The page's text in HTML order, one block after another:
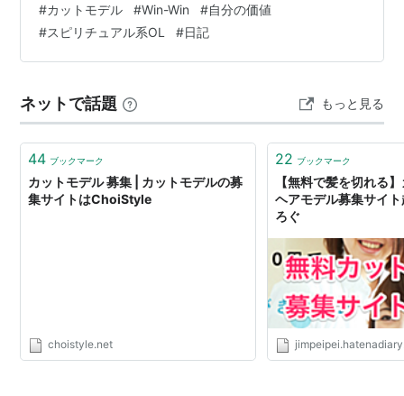
アップで毎日過ごしています。 いつも同じ髪型だとおも
しろくないので、たまにアレンジに挑戦するのですが、
簡単アレンジのはずの“くるりんぱ”でさえなぜか上手くい
諦めて結ぶだけに。 上手くできない＝ヘアセットが楽し
くないので、自然、髪の優先順位…
#カットモデル #Win-Win #自分の価値
#スピリチュアル系OL #日記
ネットで話題 もっと見る
44 ブックマーク
カットモデル 募集 | カットモデルの募
集サイトはChoiStyle
choistyle.net
22 ブックマーク
【無料で髪を切れる
ヘアモデル募集サイ
ろぐ